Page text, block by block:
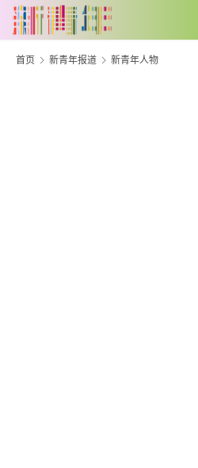
首页 新青年报道 新青年人物